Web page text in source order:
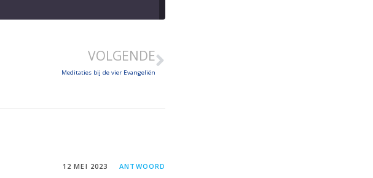
VOLGENDE
Meditaties bij de vier Evangeliën
12 MEI 2023 ANTWOORD